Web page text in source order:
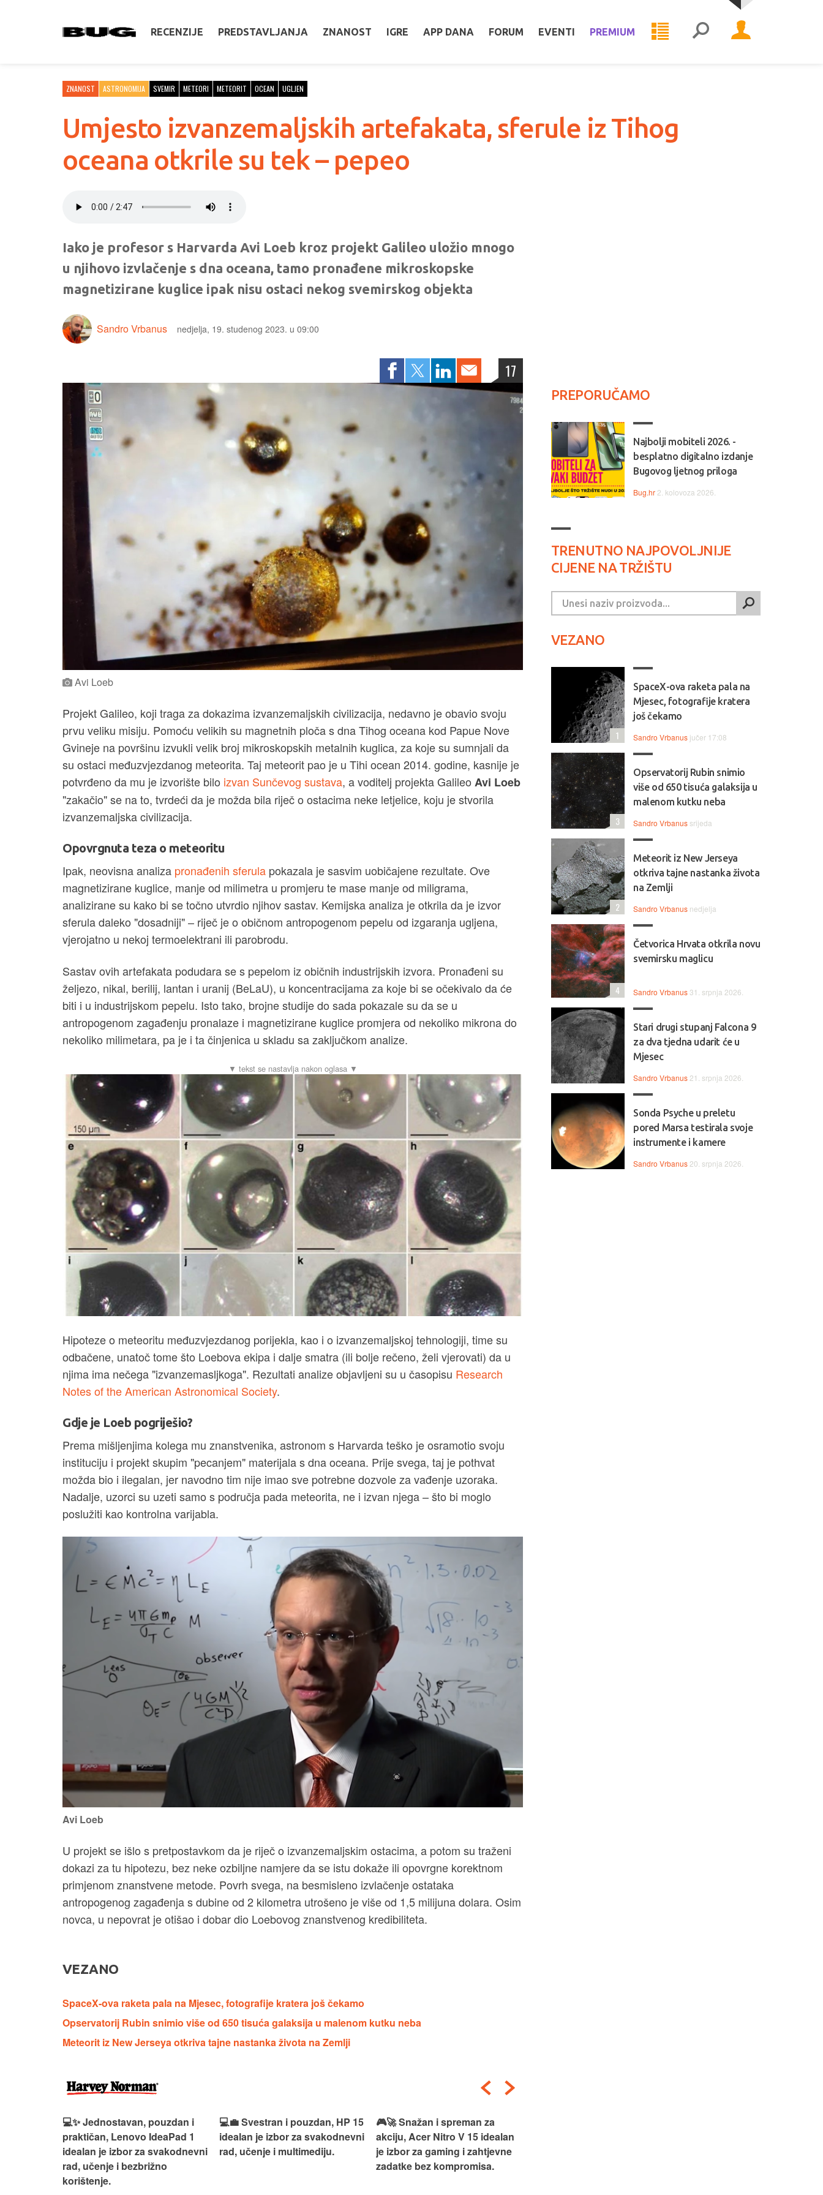
RECENZIJE PREDSTAVLJANJA ZNANOST IGRE APP DANA FORUM EVENTI PREMIUM
ZNANOST ASTRONOMIJA SVEMIR METEORI METEORIT OCEAN UGLJEN
Umjesto izvanzemaljskih artefakata, sferule iz Tihog
oceana otkrile su tek – pepeo
Iako je profesor s Harvarda Avi Loeb kroz projekt Galileo uložio mnogo
u njihovo izvlačenje s dna oceana, tamo pronađene mikroskopske
magnetizirane kuglice ipak nisu ostaci nekog svemirskog objekta
Sandro Vrbanus nedjelja, 19. studenog 2023. u 09:00
17
Avi Loeb
Projekt Galileo, koji traga za dokazima izvanzemaljskih civilizacija, nedavno je obavio svoju
prvu veliku misiju. Pomoću velikih su magnetnih ploča s dna Tihog oceana kod Papue Nove
Gvineje na površinu izvukli velik broj mikroskopskih metalnih kuglica, za koje su sumnjali da
su ostaci međuzvjezdanog meteorita. Taj meteorit pao je u Tihi ocean 2014. godine, kasnije je
potvrđeno da mu je izvorište bilo izvan Sunčevog sustava, a voditelj projekta Galileo Avi Loeb
"zakačio" se na to, tvrdeći da je možda bila riječ o ostacima neke letjelice, koju je stvorila
izvanzemaljska civilizacija.
Opovrgnuta teza o meteoritu
Ipak, neovisna analiza pronađenih sferula pokazala je sasvim uobičajene rezultate. Ove
magnetizirane kuglice, manje od milimetra u promjeru te mase manje od miligrama,
analizirane su kako bi se točno utvrdio njihov sastav. Kemijska analiza je otkrila da je izvor
sferula daleko "dosadniji" – riječ je o običnom antropogenom pepelu od izgaranja ugljena,
vjerojatno u nekoj termoelektrani ili parobrodu.
Sastav ovih artefakata podudara se s pepelom iz običnih industrijskih izvora. Pronađeni su
željezo, nikal, berilij, lantan i uranij (BeLaU), u koncentracijama za koje bi se očekivalo da će
biti i u industrijskom pepelu. Isto tako, brojne studije do sada pokazale su da se u
antropogenom zagađenju pronalaze i magnetizirane kuglice promjera od nekoliko mikrona do
nekoliko milimetara, pa je i ta činjenica u skladu sa zaključkom analize.
Hipoteze o meteoritu međuzvjezdanog porijekla, kao i o izvanzemaljskoj tehnologiji, time su
odbačene, unatoč tome što Loebova ekipa i dalje smatra (ili bolje rečeno, želi vjerovati) da u
njima ima nečega "izvanzemasljkoga". Rezultati analize objavljeni su u časopisu Research
Notes of the American Astronomical Society.
Gdje je Loeb pogriješio?
Prema mišljenjima kolega mu znanstvenika, astronom s Harvarda teško je osramotio svoju
instituciju i projekt skupim "pecanjem" materijala s dna oceana. Prije svega, taj je pothvat
možda bio i ilegalan, jer navodno tim nije imao sve potrebne dozvole za vađenje uzoraka.
Nadalje, uzorci su uzeti samo s područja pada meteorita, ne i izvan njega – što bi moglo
poslužiti kao kontrolna varijabla.
Avi Loeb
U projekt se išlo s pretpostavkom da je riječ o izvanzemaljskim ostacima, a potom su traženi
dokazi za tu hipotezu, bez neke ozbiljne namjere da se istu dokaže ili opovrgne korektnom
primjenom znanstvene metode. Povrh svega, na besmisleno izvlačenje ostataka
antropogenog zagađenja s dubine od 2 kilometra utrošeno je više od 1,5 milijuna dolara. Osim
novca, u nepovrat je otišao i dobar dio Loebovog znanstvenog kredibiliteta.
VEZANO
SpaceX-ova raketa pala na Mjesec, fotografije kratera još čekamo
Opservatorij Rubin snimio više od 650 tisuća galaksija u malenom kutku neba
Meteorit iz New Jerseya otkriva tajne nastanka života na Zemlji
💻✨ Jednostavan, pouzdan i
praktičan, Lenovo IdeaPad 1
idealan je izbor za svakodnevni
rad, učenje i bezbrižno
korištenje.
💻💼 Svestran i pouzdan, HP 15
idealan je izbor za svakodnevni
rad, učenje i multimediju.
🎮🚀 Snažan i spreman za
akciju, Acer Nitro V 15 idealan
je izbor za gaming i zahtjevne
zadatke bez kompromisa.
PREPORUČAMO
Najbolji mobiteli 2026. -
besplatno digitalno izdanje
Bugovog ljetnog priloga
Bug.hr 2. kolovoza 2026.
TRENUTNO NAJPOVOLJNIJE
CIJENE NA TRŽIŠTU
VEZANO
SpaceX-ova raketa pala na
Mjesec, fotografije kratera
još čekamo
Sandro Vrbanus jučer 17:08
1
Opservatorij Rubin snimio
više od 650 tisuća galaksija u
malenom kutku neba
Sandro Vrbanus srijeda
3
Meteorit iz New Jerseya
otkriva tajne nastanka života
na Zemlji
Sandro Vrbanus nedjelja
2
Četvorica Hrvata otkrila novu
svemirsku maglicu
Sandro Vrbanus 31. srpnja 2026.
4
Stari drugi stupanj Falcona 9
za dva tjedna udarit će u
Mjesec
Sandro Vrbanus 21. srpnja 2026.
Sonda Psyche u preletu
pored Marsa testirala svoje
instrumente i kamere
Sandro Vrbanus 20. srpnja 2026.